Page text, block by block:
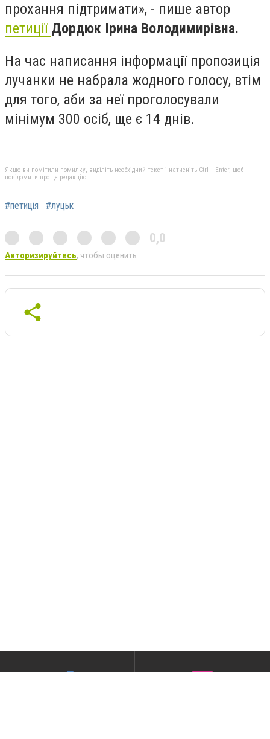
прохання підтримати», - пише автор
петиції Дордюк Ірина Володимирівна.
На час написання інформації пропозиція
лучанки не набрала жодного голосу, втім
для того, аби за неї проголосували
мінімум 300 осіб, ще є 14 днів.
Якщо ви помітили помилку, виділіть необхідний текст і натисніть Ctrl + Enter, щоб
повідомити про це редакцію
#петиція #луцьк
0,0
Авторизируйтесь, чтобы оценить